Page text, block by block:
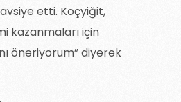
etti. Koçyiğit,
kazanmaları için
öneriyorum” diyerek